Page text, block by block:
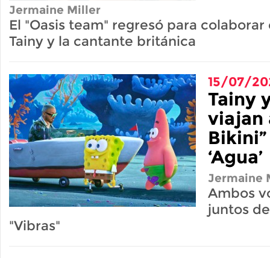
Jermaine Miller
El "Oasis team" regresó para
Tainy y la cantante británica
15/07/
Tainy
viajan
‘Agua’
Jermaine
Ambos
juntos
"Vibras"